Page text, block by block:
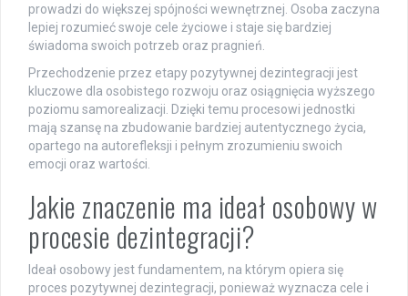
prowadzi do większej spójności wewnętrznej. Osoba zaczyna
lepiej rozumieć swoje cele życiowe i staje się bardziej
świadoma swoich potrzeb oraz pragnień.
Przechodzenie przez etapy pozytywnej dezintegracji jest
kluczowe dla osobistego rozwoju oraz osiągnięcia wyższego
poziomu samorealizacji. Dzięki temu procesowi jednostki
mają szansę na zbudowanie bardziej autentycznego życia,
opartego na autorefleksji i pełnym zrozumieniu swoich
emocji oraz wartości.
Jakie znaczenie ma ideał osobowy w
procesie dezintegracji?
Ideał osobowy jest fundamentem, na którym opiera się
proces pozytywnej dezintegracji, ponieważ wyznacza cele i